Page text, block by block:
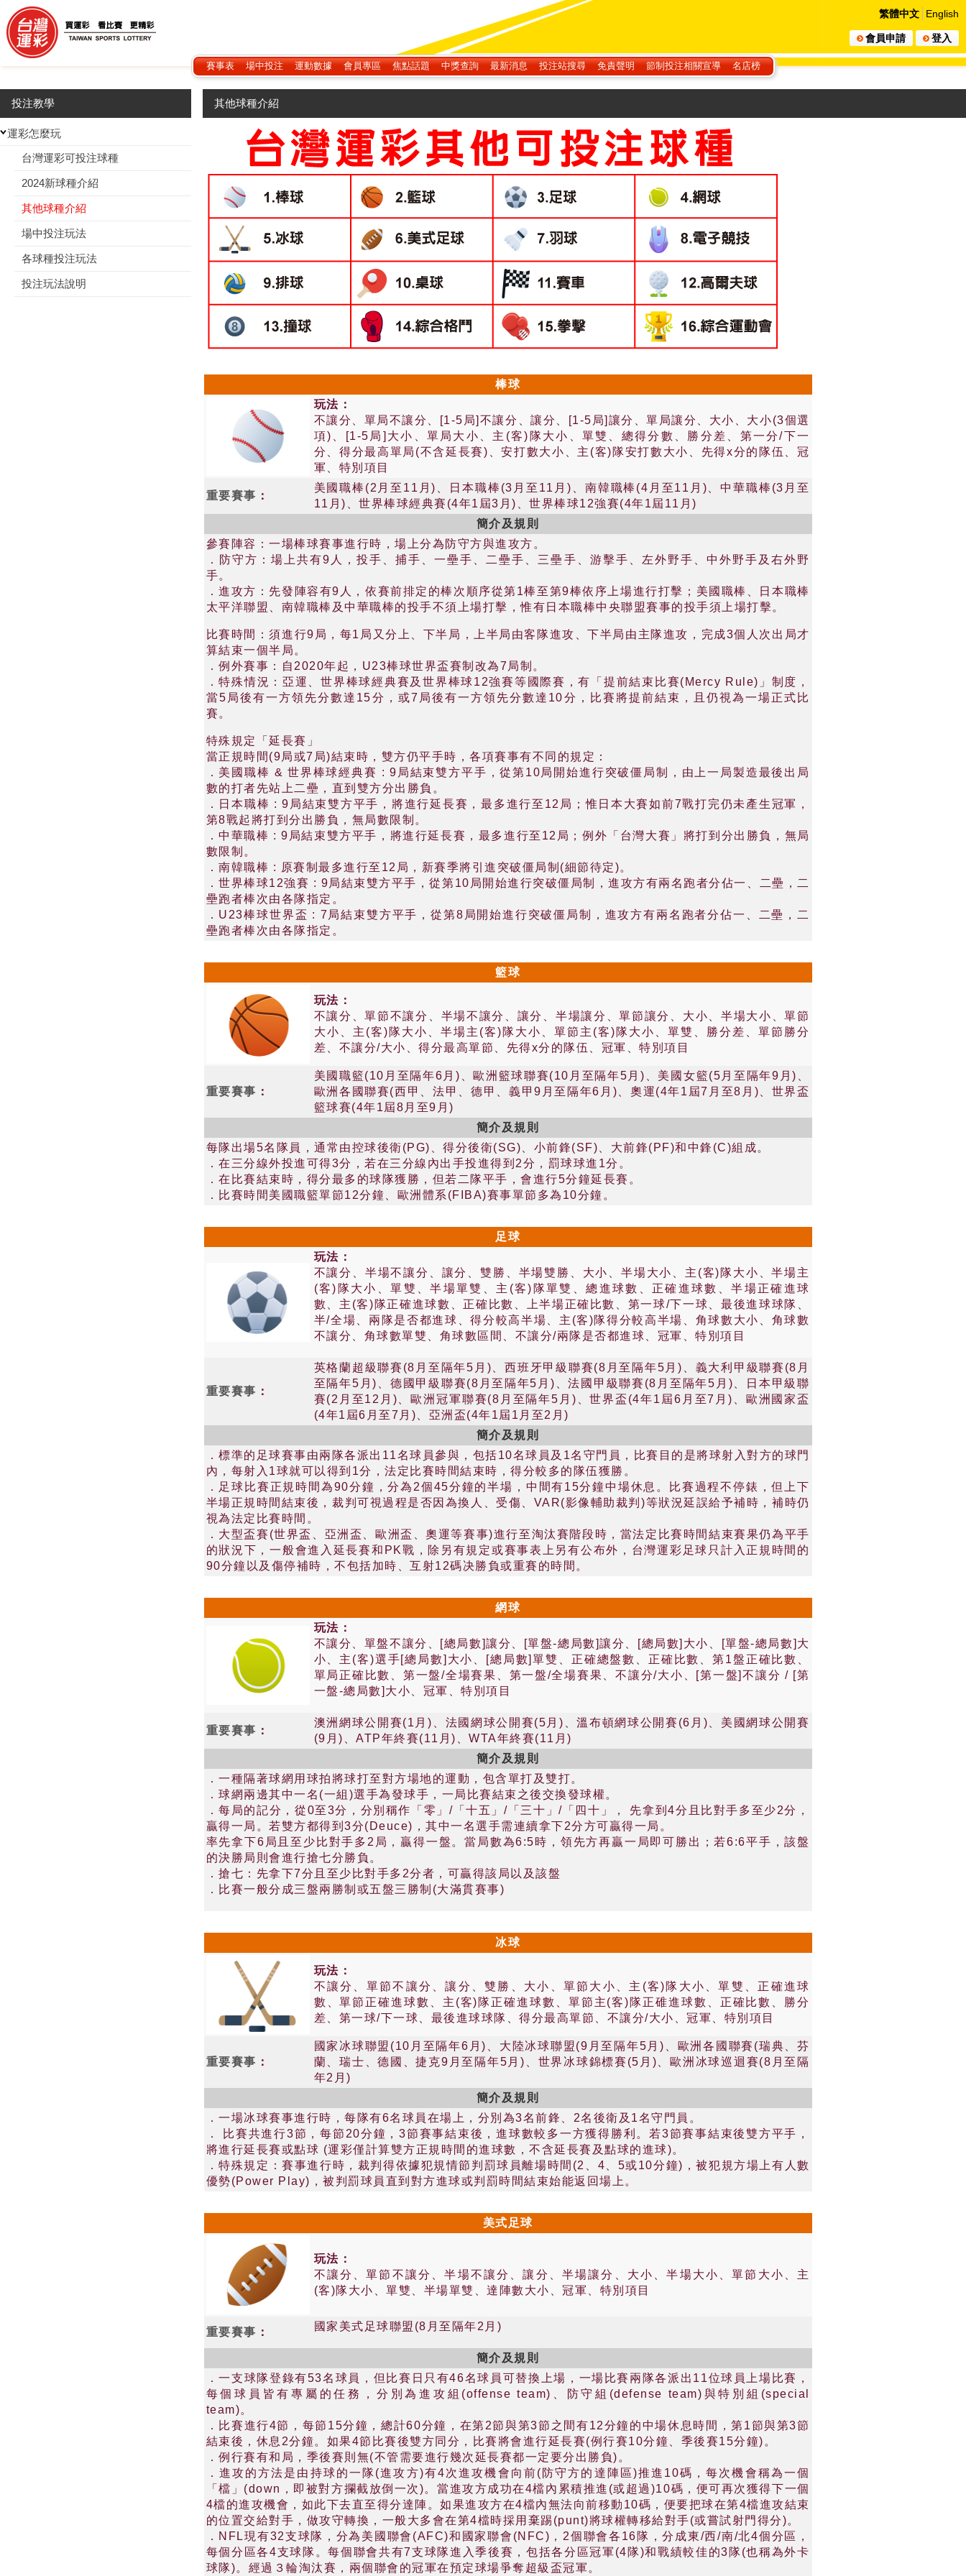
繁體中文 English
會員申請 登入
賽事表 場中投注 運動數據 會員專區 焦點話題 中獎查詢 最新消息 投注站搜尋 免責聲明 節制投注相關宣導 名店榜
投注教學
運彩怎麼玩
台灣運彩可投注球種
2024新球種介紹
其他球種介紹
場中投注玩法
各球種投注玩法
投注玩法說明
其他球種介紹
棒球
玩法：
不讓分、單局不讓分、[1-5局]不讓分、讓分、[1-5局]讓分、單局讓分、大小、大小(3個選
項)、[1-5局]大小、單局大小、主(客)隊大小、單雙、總得分數、勝分差、第一分/下一
分、得分最高單局(不含延長賽)、安打數大小、主(客)隊安打數大小、先得x分的隊伍、冠
軍、特別項目
重要賽事 ：
美國職棒(2月至11月)、日本職棒(3月至11月)、南韓職棒(4月至11月)、中華職棒(3月至
11月)、世界棒球經典賽(4年1屆3月)、世界棒球12強賽(4年1屆11月)
簡介及規則
參賽陣容：一場棒球賽事進行時，場上分為防守方與進攻方。
．防守方：場上共有9人，投手、捕手、一壘手、二壘手、三壘手、游擊手、左外野手、中外野手及右外野
手。
．進攻方：先發陣容有9人，依賽前排定的棒次順序從第1棒至第9棒依序上場進行打擊；美國職棒、日本職棒
太平洋聯盟、南韓職棒及中華職棒的投手不須上場打擊，惟有日本職棒中央聯盟賽事的投手須上場打擊。
比賽時間：須進行9局，每1局又分上、下半局，上半局由客隊進攻、下半局由主隊進攻，完成3個人次出局才
算結束一個半局。
．例外賽事：自2020年起，U23棒球世界盃賽制改為7局制。
．特殊情況：亞運、世界棒球經典賽及世界棒球12強賽等國際賽，有「提前結束比賽(Mercy Rule)」制度，
當5局後有一方領先分數達15分，或7局後有一方領先分數達10分，比賽將提前結束，且仍視為一場正式比
賽。
特殊規定「延長賽」
當正規時間(9局或7局)結束時，雙方仍平手時，各項賽事有不同的規定：
．美國職棒 & 世界棒球經典賽 : 9局結束雙方平手，從第10局開始進行突破僵局制，由上一局製造最後出局
數的打者先站上二壘，直到雙方分出勝負。
．日本職棒 : 9局結束雙方平手，將進行延長賽，最多進行至12局；惟日本大賽如前7戰打完仍未產生冠軍，
第8戰起將打到分出勝負，無局數限制。
．中華職棒 : 9局結束雙方平手，將進行延長賽，最多進行至12局；例外「台灣大賽」將打到分出勝負，無局
數限制。
．南韓職棒 : 原賽制最多進行至12局，新賽季將引進突破僵局制(細節待定)。
．世界棒球12強賽 : 9局結束雙方平手，從第10局開始進行突破僵局制，進攻方有兩名跑者分佔一、二壘，二
壘跑者棒次由各隊指定。
．U23棒球世界盃 : 7局結束雙方平手，從第8局開始進行突破僵局制，進攻方有兩名跑者分佔一、二壘，二
壘跑者棒次由各隊指定。
籃球
玩法：
不讓分、單節不讓分、半場不讓分、讓分、半場讓分、單節讓分、大小、半場大小、單節
大小、主(客)隊大小、半場主(客)隊大小、單節主(客)隊大小、單雙、勝分差、單節勝分
差、不讓分/大小、得分最高單節、先得x分的隊伍、冠軍、特別項目
重要賽事 ：
美國職籃(10月至隔年6月)、歐洲籃球聯賽(10月至隔年5月)、美國女籃(5月至隔年9月)、
歐洲各國聯賽(西甲、法甲、德甲、義甲9月至隔年6月)、奧運(4年1屆7月至8月)、世界盃
籃球賽(4年1屆8月至9月)
簡介及規則
每隊出場5名隊員，通常由控球後衛(PG)、得分後衛(SG)、小前鋒(SF)、大前鋒(PF)和中鋒(C)組成。
．在三分線外投進可得3分，若在三分線內出手投進得到2分，罰球球進1分。
．在比賽結束時，得分最多的球隊獲勝，但若二隊平手，會進行5分鐘延長賽。
．比賽時間美國職籃單節12分鐘、歐洲體系(FIBA)賽事單節多為10分鐘。
足球
玩法：
不讓分、半場不讓分、讓分、雙勝、半場雙勝、大小、半場大小、主(客)隊大小、半場主
(客)隊大小、單雙、半場單雙、主(客)隊單雙、總進球數、正確進球數、半場正確進球
數、主(客)隊正確進球數、正確比數、上半場正確比數、第一球/下一球、最後進球球隊、
半/全場、兩隊是否都進球、得分較高半場、主(客)隊得分較高半場、角球數大小、角球數
不讓分、角球數單雙、角球數區間、不讓分/兩隊是否都進球、冠軍、特別項目
重要賽事 ：
英格蘭超級聯賽(8月至隔年5月)、西班牙甲級聯賽(8月至隔年5月)、義大利甲級聯賽(8月
至隔年5月)、德國甲級聯賽(8月至隔年5月)、法國甲級聯賽(8月至隔年5月)、日本甲級聯
賽(2月至12月)、歐洲冠軍聯賽(8月至隔年5月)、世界盃(4年1屆6月至7月)、歐洲國家盃
(4年1屆6月至7月)、亞洲盃(4年1屆1月至2月)
簡介及規則
．標準的足球賽事由兩隊各派出11名球員參與，包括10名球員及1名守門員，比賽目的是將球射入對方的球門
內，每射入1球就可以得到1分，法定比賽時間結束時，得分較多的隊伍獲勝。
．足球比賽正規時間為90分鐘，分為2個45分鐘的半場，中間有15分鐘中場休息。比賽過程不停錶，但上下
半場正規時間結束後，裁判可視過程是否因為換人、受傷、VAR(影像輔助裁判)等狀況延誤給予補時，補時仍
視為法定比賽時間。
．大型盃賽(世界盃、亞洲盃、歐洲盃、奧運等賽事)進行至淘汰賽階段時，當法定比賽時間結束賽果仍為平手
的狀況下，一般會進入延長賽和PK戰，除另有規定或賽事表上另有公布外，台灣運彩足球只計入正規時間的
90分鐘以及傷停補時，不包括加時、互射12碼决勝負或重賽的時間。
網球
玩法：
不讓分、單盤不讓分、[總局數]讓分、[單盤-總局數]讓分、[總局數]大小、[單盤-總局數]大
小、主(客)選手[總局數]大小、[總局數]單雙、正確總盤數、正確比數、第1盤正確比數、
單局正確比數、第一盤/全場賽果、第一盤/全場賽果、不讓分/大小、[第一盤]不讓分 / [第
一盤-總局數]大小、冠軍、特別項目
重要賽事 ：
澳洲網球公開賽(1月)、法國網球公開賽(5月)、溫布頓網球公開賽(6月)、美國網球公開賽
(9月)、ATP年終賽(11月)、WTA年終賽(11月)
簡介及規則
．一種隔著球網用球拍將球打至對方場地的運動，包含單打及雙打。
．球網兩邊其中一名(一組)選手為發球手，一局比賽結束之後交換發球權。
．每局的記分，從0至3分，分別稱作「零」/「十五」/「三十」/「四十」， 先拿到4分且比對手多至少2分，
贏得一局。若雙方都得到3分(Deuce)，其中一名選手需連續拿下2分方可贏得一局。
率先拿下6局且至少比對手多2局，贏得一盤。當局數為6:5時，領先方再贏一局即可勝出；若6:6平手，該盤
的決勝局則會進行搶七分勝負。
．搶七：先拿下7分且至少比對手多2分者，可贏得該局以及該盤
．比賽一般分成三盤兩勝制或五盤三勝制(大滿貫賽事)
冰球
玩法：
不讓分、單節不讓分、讓分、雙勝、大小、單節大小、主(客)隊大小、單雙、正確進球
數、單節正確進球數、主(客)隊正確進球數、單節主(客)隊正碓進球數、正確比數、勝分
差、第一球/下一球、最後進球球隊、得分最高單節、不讓分/大小、冠軍、特別項目
重要賽事 ：
國家冰球聯盟(10月至隔年6月)、大陸冰球聯盟(9月至隔年5月)、歐洲各國聯賽(瑞典、芬
蘭、瑞士、德國、捷克9月至隔年5月)、世界冰球錦標賽(5月)、歐洲冰球巡迴賽(8月至隔
年2月)
簡介及規則
．一場冰球賽事進行時，每隊有6名球員在場上，分別為3名前鋒、2名後衛及1名守門員。
． 比賽共進行3節，每節20分鐘，3節賽事結束後，進球數較多一方獲得勝利。若3節賽事結束後雙方平手，
將進行延長賽或點球 (運彩僅計算雙方正規時間的進球數，不含延長賽及點球的進球)。
．特殊規定：賽事進行時，裁判得依據犯規情節判罰球員離場時間(2、4、5或10分鐘)，被犯規方場上有人數
優勢(Power Play)，被判罰球員直到對方進球或判罰時間結束始能返回場上。
美式足球
玩法：
不讓分、單節不讓分、半場不讓分、讓分、半場讓分、大小、半場大小、單節大小、主
(客)隊大小、單雙、半場單雙、達陣數大小、冠軍、特別項目
重要賽事 ： 國家美式足球聯盟(8月至隔年2月)
簡介及規則
．一支球隊登錄有53名球員，但比賽日只有46名球員可替換上場，一場比賽兩隊各派出11位球員上場比賽，
每個球員皆有專屬的任務，分別為進攻組(offense team)、防守組(defense team)與特別組(special
team)。
．比賽進行4節，每節15分鐘，總計60分鐘，在第2節與第3節之間有12分鐘的中場休息時間，第1節與第3節
結束後，休息2分鐘。如果4節比賽後雙方同分，比賽將會進行延長賽(例行賽10分鐘、季後賽15分鐘)。
．例行賽有和局，季後賽則無(不管需要進行幾次延長賽都一定要分出勝負)。
．進攻的方法是由持球的一隊(進攻方)有4次進攻機會向前(防守方的達陣區)推進10碼，每次機會稱為一個
「檔」(down，即被對方攔截放倒一次)。當進攻方成功在4檔內累積推進(或超過)10碼，便可再次獲得下一個
4檔的進攻機會，如此下去直至得分達陣。如果進攻方在4檔內無法向前移動10碼，便要把球在第4檔進攻結束
的位置交給對手，做攻守轉換，一般大多會在第4檔時採用棄踢(punt)將球權轉移給對手(或嘗試射門得分)。
．NFL現有32支球隊，分為美國聯會(AFC)和國家聯會(NFC)，2個聯會各16隊，分成東/西/南/北4個分區，
每個分區各4支球隊。每個聯會共有7支球隊進入季後賽，包括各分區冠軍(4隊)和戰績較佳的3隊(也稱為外卡
球隊)。經過３輪淘汰賽，兩個聯會的冠軍在預定球場爭奪超級盃冠軍。